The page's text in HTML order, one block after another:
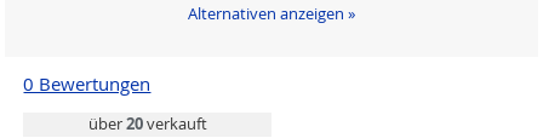
Alternativen anzeigen »
0 Bewertungen
über20verkauft